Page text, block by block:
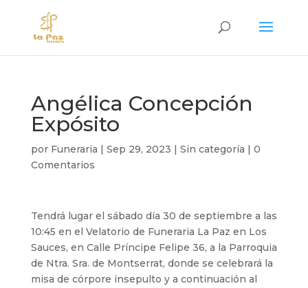
Angélica Concepción
Expósito
por Funeraria | Sep 29, 2023 | Sin categoría | 0
Comentarios
Tendrá lugar el sábado día 30 de septiembre a las
10:45 en el Velatorio de Funeraria La Paz en Los
Sauces, en Calle Príncipe Felipe 36, a la Parroquia
de Ntra. Sra. de Montserrat, donde se celebrará la
misa de córpore insepulto y a continuación al